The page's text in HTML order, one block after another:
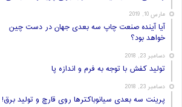
مارس 10, 2019
آیا آینده صنعت چاپ سه بعدی جهان در دست چین
خواهد بود؟
دسامبر 23, 2018
تولید کفش با توجه به فرم و اندازه پا
دسامبر 23, 2018
پرینت سه بعدی سیانوباکترها روی قارچ و تولید برق!